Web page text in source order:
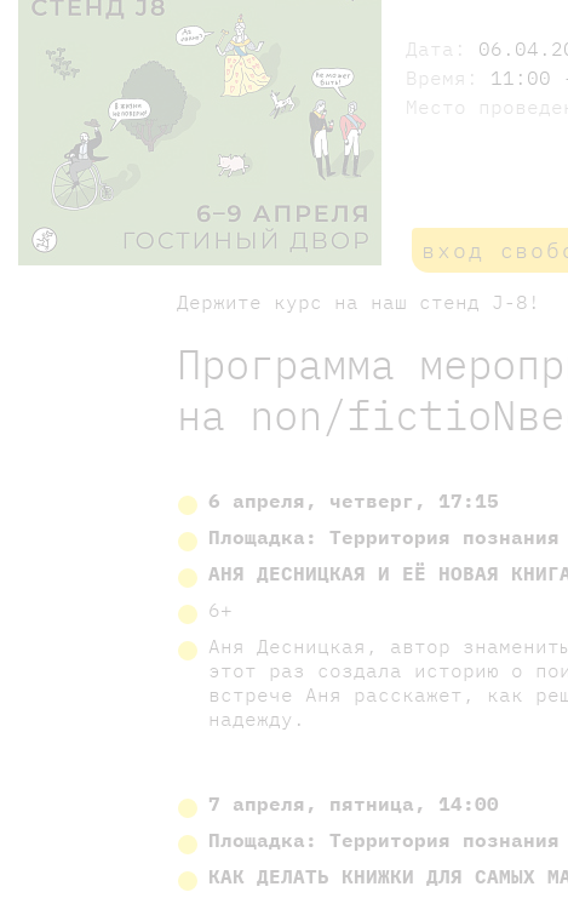
Дата:
Время: 11:00
Место
вход
Держите курс на наш стенд J-8!
Программа
на nоn/
6 апреля, четверг, 17:15
Площадка:Территория познания
АНЯ ДЕСНИЦКАЯ И ЕЁ НОВАЯ
6+
Аня Десницкая, автор
этот раз создала историю о
встрече Аня расскажет, как
надежду.
7 апреля, пятница, 14:00
Площадка:Территория познания
КАК ДЕЛАТЬ КНИЖКИ ДЛЯ САМЫХ